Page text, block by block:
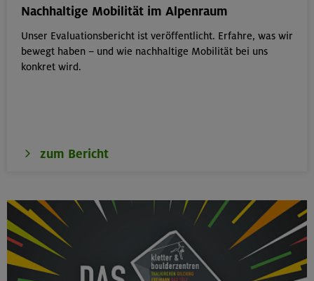
Nachhaltige Mobilität im Alpenraum
Unser Evaluationsbericht ist veröffentlicht. Erfahre, was wir
bewegt haben – und wie nachhaltige Mobilität bei uns
konkret wird.
zum Bericht